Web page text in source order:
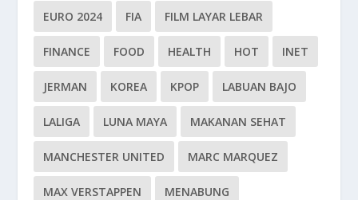
EURO 2024 FIA FILM LAYAR LEBAR
FINANCE FOOD HEALTH HOT INET
JERMAN KOREA KPOP LABUAN BAJO
LALIGA LUNA MAYA MAKANAN SEHAT
MANCHESTER UNITED MARC MARQUEZ
MAX VERSTAPPEN MENABUNG